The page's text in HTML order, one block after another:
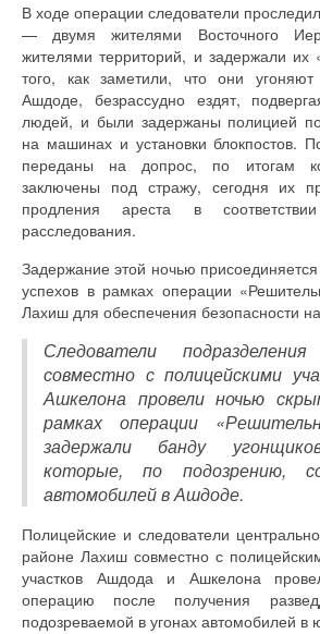
В ходе операции следователи
— двумя жителями Восточного
жителями территорий, и задержали их
того, как заметили, что они
Ашдоде, безрассудно ездят,
людей, и были задержаны полицией
на машинах и установки блокпостов.
переданы на допрос, по итогам
заключены под стражу, сегодня их
продления ареста в
расследования.
Задержание этой ночью
успехов в рамках операции
Лахиш для обеспечения безопасности
Следователи
совместно с полицейскими
Ашкелона провели ночью
рамках операции
задержали банду
которые, по подозрению,
автомобилей в Ашдоде.
Полицейские и следователи
районе Лахиш совместно с
участков Ашдода и Ашкелона
операцию после получения
подозреваемой в угонах автомобилей в